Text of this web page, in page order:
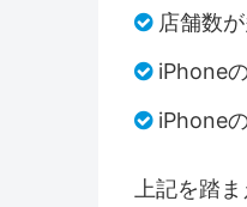
店舗数
iPhone
iPhone
上記を踏